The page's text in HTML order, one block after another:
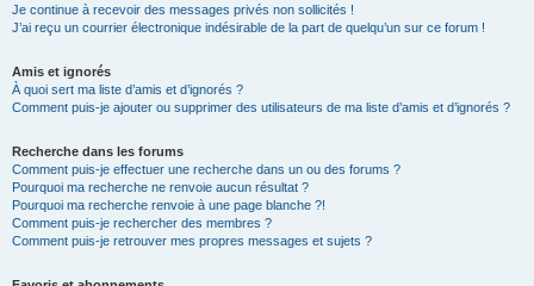
Je continue à recevoir des messages privés non sollicités !
J’ai reçu un courrier électronique indésirable de la part de quelqu’un sur ce forum !
Amis et ignorés
À quoi sert ma liste d’amis et d’ignorés ?
Comment puis-je ajouter ou supprimer des utilisateurs de ma liste d’amis et d’ignorés ?
Recherche dans les forums
Comment puis-je effectuer une recherche dans un ou des forums ?
Pourquoi ma recherche ne renvoie aucun résultat ?
Pourquoi ma recherche renvoie à une page blanche ?!
Comment puis-je rechercher des membres ?
Comment puis-je retrouver mes propres messages et sujets ?